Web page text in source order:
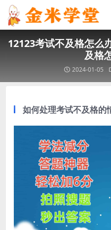
12123考试不及格怎么
及格
2024-01-05
如何处理考试不及格的